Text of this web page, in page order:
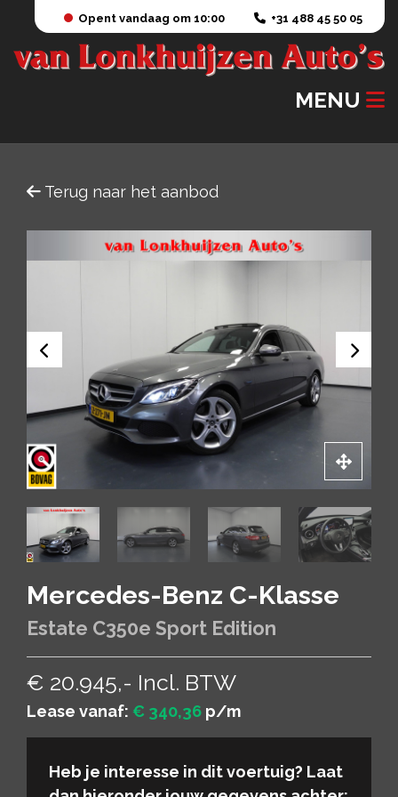
Opent vandaag om 10:00 +31 488 45 50 05
MENU
Terug naar het aanbod
Mercedes-Benz C-Klasse
Estate C350e Sport Edition
€ 20.945,- Incl. BTW
Lease vanaf: € 340,36 p/m
Heb je interesse in dit voertuig? Laat